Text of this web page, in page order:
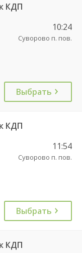
КДП
10:24
Суворово п. пов.
Выбрать
КДП
11:54
Суворово п. пов.
Выбрать
КДП